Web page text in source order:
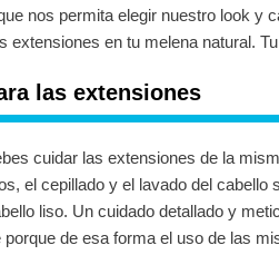
nos permita elegir nuestro look y
extensiones en tu melena natural.
las extensiones
cuidar las extensiones de la
el cepillado y el lavado del
liso. Un cuidado detallado y
de esa forma el uso de las